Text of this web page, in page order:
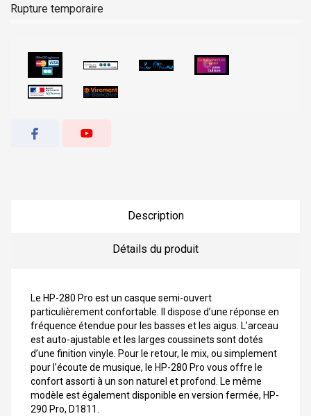
Rupture temporaire
Description
Détails du produit
Le HP-280 Pro est un casque semi-ouvert
particulièrement confortable. Il dispose d’une réponse en
fréquence étendue pour les basses et les aigus. L’arceau
est auto-ajustable et les larges coussinets sont dotés
d’une finition vinyle. Pour le retour, le mix, ou simplement
pour l’écoute de musique, le HP-280 Pro vous offre le
confort assorti à un son naturel et profond. Le même
modèle est également disponible en version fermée, HP-
290 Pro, D1811.